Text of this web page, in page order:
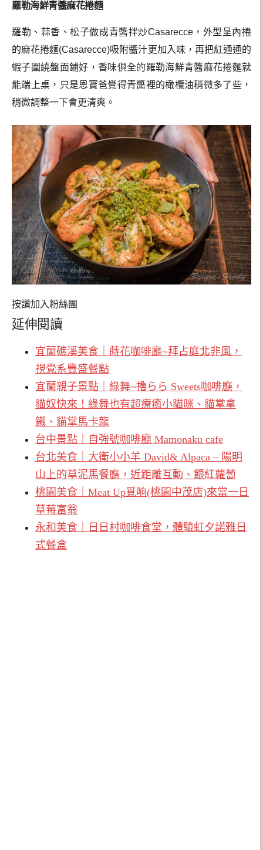
羅勒海鮮青醬麻花捲麵
羅勒、蒜香、松子做成青醬拌炒Casarecce，外型呈內捲
的麻花捲麵(Casarecce)吸附醬汁更加入味，再把紅通通的
蝦子圍繞盤面鋪好，香味俱全的羅勒海鮮青醬麻花捲麵就
能端上桌，只是恩寶爸覺得青醬裡的橄欖油稍微多了些，
稍微調整一下會更清爽。
按讚加入粉絲團
延伸閱讀
宜蘭礁溪美食｜蒔花咖啡廳~拜占庭北非風，
視覺系豐盛餐點
宜蘭親子景點｜綠舞~擼らら Sweets咖啡廳，
貓奴快來！綠舞也有超療癒小貓咪、貓掌拿
鐵、貓掌馬卡龍
台中景點｜自強號咖啡廳 Mamonaku cafe
台北美食｜大衛小小羊 David& Alpaca – 陽明
山上的草泥馬餐廳，近距離互動、餵紅蘿蔔
桃園美食｜Meat Up覓响(桃園中茂店)來當一日
草莓富翁
永和美食｜日日村咖啡食堂，體驗虹夕諾雅日
式餐盒